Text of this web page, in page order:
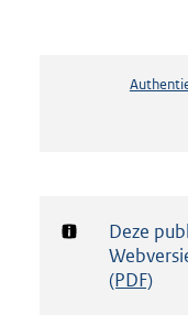
Deze
(PDF)